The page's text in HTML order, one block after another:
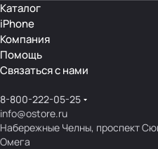
Каталог
iPhone
Компания
Помощь
Связаться с нами
8-800-222-05-25
info@ostore.ru
Набережные Челны, проспект
Омега